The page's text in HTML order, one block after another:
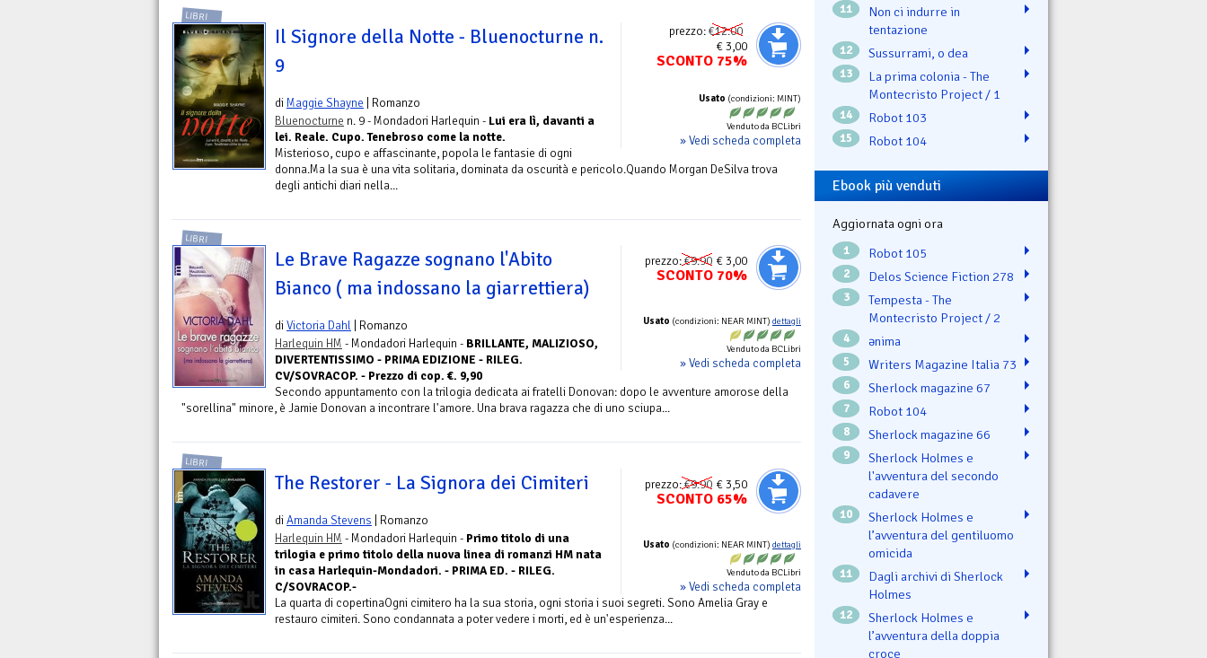
prezzo:€12.00
€ 3,00
SCONTO 75%
Usato (condizioni: MINT)
Venduto da BCLibri
» Vedi scheda completa
LIBRI
Il Signore della Notte - Bluenocturne n.
9
di Maggie Shayne | Romanzo
Bluenocturne n. 9 - Mondadori Harlequin - Lui era lì, davanti a
lei. Reale. Cupo. Tenebroso come la notte.
Misterioso, cupo e affascinante, popola le fantasie di ogni
donna.Ma la sua è una vita solitaria, dominata da oscurità e pericolo.Quando Morgan DeSilva trova
degli antichi diari nella...
prezzo:€9.90 € 3,00
SCONTO 70%
Usato (condizioni: NEAR MINT) dettagli
Venduto da BCLibri
» Vedi scheda completa
LIBRI
Le Brave Ragazze sognano l'Abito
Bianco ( ma indossano la giarrettiera)
diVictoria Dahl | Romanzo
Harlequin HM - Mondadori Harlequin - BRILLANTE, MALIZIOSO,
DIVERTENTISSIMO - PRIMA EDIZIONE - RILEG.
CV/SOVRACOP. - Prezzo di cop. €. 9,90
Secondo appuntamento con la trilogia dedicata ai fratelli Donovan: dopo le avventure amorose della
"sorellina" minore, è Jamie Donovan a incontrare l'amore. Una brava ragazza che di uno sciupa...
prezzo:€9.90 € 3,50
SCONTO 65%
Usato (condizioni: NEAR MINT) dettagli
Venduto da BCLibri
» Vedi scheda completa
LIBRI
The Restorer - La Signora dei Cimiteri
diAmanda Stevens | Romanzo
Harlequin HM - Mondadori Harlequin - Primo titolo di una
trilogia e primo titolo della nuova linea di romanzi HM nata
in casa Harlequin-Mondadori. - PRIMA ED. - RILEG.
C/SOVRACOP.-
La quarta di copertinaOgni cimitero ha la sua storia, ogni storia i suoi segreti. Sono Amelia Gray e
restauro cimiteri. Sono condannata a poter vedere i morti, ed è un'esperienza...
11
Non ci indurre in
tentazione
12 Sussurrami, o dea
13
La prima colonia - The
Montecristo Project / 1
14 Robot 103
15 Robot 104
Ebook più venduti
Aggiornata ogni ora
1 Robot 105
2 Delos Science Fiction 278
3
Tempesta - The
Montecristo Project / 2
4 ənima
5 Writers Magazine Italia 73
6 Sherlock magazine 67
7 Robot 104
8 Sherlock magazine 66
9
Sherlock Holmes e
l'avventura del secondo
cadavere
10
Sherlock Holmes e
l’avventura del gentiluomo
omicida
11
Dagli archivi di Sherlock
Holmes
12
Sherlock Holmes e
l’avventura della doppia
croce